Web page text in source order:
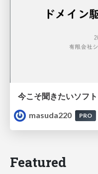
masuda220
PRO
Featured